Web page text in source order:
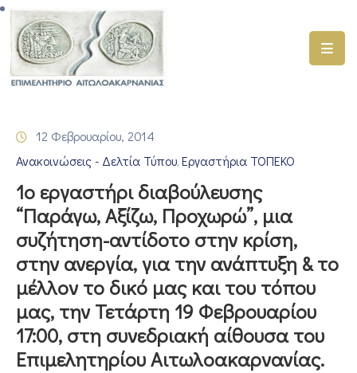
ΑΡΧΙΚΗ
ΓΕΜΗ
–
ΠΡΟΓΡΑΜΜΑΤΑ
ΕΠΙΜΕΛΗΤΗΡΙΟΥ
ΣΥΜΜΕΤΟΧΗ
ΣΕ
ΕΤΑΙΡΕΙΕΣ
ΕΠΙΚΑΙΡΟΤΗΤΑ
12 Φεβρουαρίου, 2014
Ανακοινώσεις - Δελτία Τύπου‚ Εργαστήρια ΤΟΠΕΚΟ
1o εργαστήρι διαβούλευσης
“Παράγω, Αξίζω, Προχωρώ”, μια
συζήτηση-αντίδοτο στην κρίση,
στην ανεργία, για την ανάπτυξη & το
μέλλον το δικό μας και του τόπου
μας, την Τετάρτη 19 Φεβρουαρίου
17:00, στη συνεδριακή αίθουσα του
Επιμελητηρίου Αιτωλοακαρνανίας.